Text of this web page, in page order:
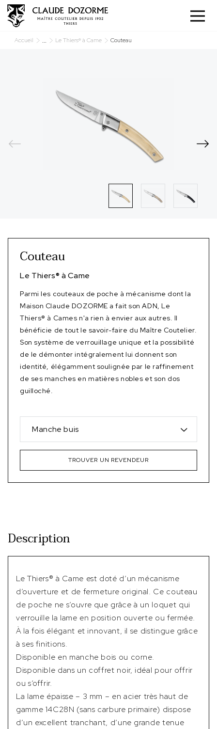
Accueil ... Le Thiers® à Came Couteau
Couteau
Le Thiers® à Came
Parmi les couteaux de poche à mécanisme dont la
Maison Claude DOZORME a fait son ADN, Le
Thiers® à Cames n'a rien à envier aux autres. Il
bénéficie de tout le savoir-faire du Maître Coutelier.
Son système de verrouillage unique et la possibilité
de le démonter intégralement lui donnent son
identité, élégamment soulignée par le raffinement
de ses manches en matières nobles et son dos
guilloché.
Manche buis
TROUVER UN REVENDEUR
Description
Le Thiers® à Came est doté d’un mécanisme
d’ouverture et de fermeture original. Ce couteau
de poche ne s’ouvre que grâce à un loquet qui
verrouille la lame en position ouverte ou fermée.
À la fois élégant et innovant, il se distingue grâce
à ses finitions.
Disponible en manche bois ou corne.
Disponible dans un coffret noir, idéal pour offrir
ou s’offrir.
La lame épaisse – 3 mm – en acier très haut de
gamme 14C28N (sans carbure primaire) dispose
d’un excellent tranchant, d’une grande tenue
Panneau de gestion des cookies